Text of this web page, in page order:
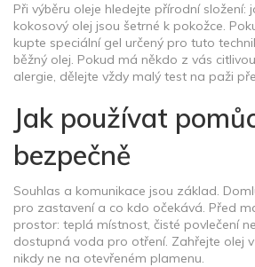
Při výběru oleje hledejte přírodní složení:
kokosový olej jsou šetrné k pokožce.
kupte speciální gel určený pro tuto
běžný olej. Pokud má někdo z vás
alergie, dělejte vždy malý test na paži
Jak používat
bezpečně
Souhlas a komunikace jsou základ.
pro zastavení a co kdo očekává. Před
prostor: teplá místnost, čisté povlečení
dostupná voda pro otření. Zahřejte olej
nikdy ne na otevřeném plamenu.